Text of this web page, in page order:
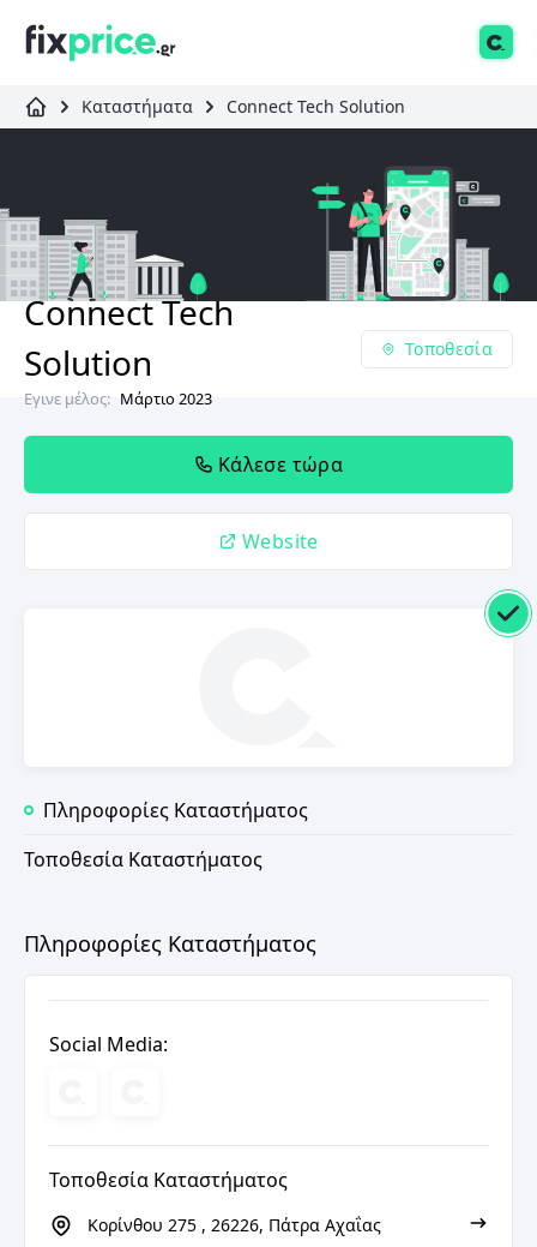
Καταστήματα Connect Tech Solution
Connect Tech
Solution
Εγινε μέλος: Μάρτιο 2023
Τοποθεσία
Κάλεσε τώρα
Website
Πληροφορίες Καταστήματος
Τοποθεσία Καταστήματος
Πληροφορίες Καταστήματος
Social Media:
Τοποθεσία Καταστήματος
Κορίνθου 275 , 26226, Πάτρα Αχαΐας